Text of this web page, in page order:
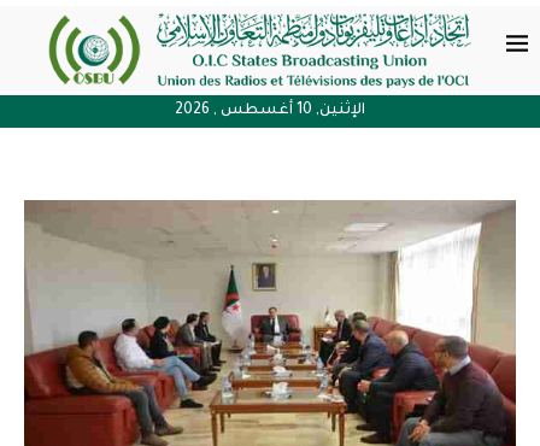
الإثنين, 10 أغسطس , 2026